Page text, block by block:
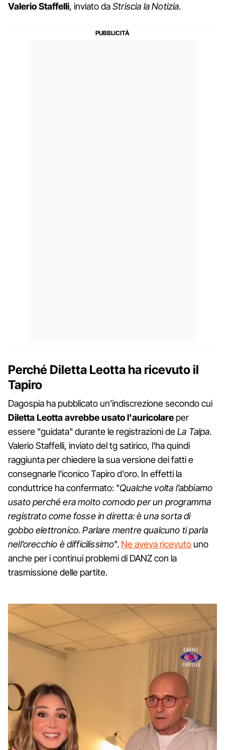
Valerio Staffelli, inviato daStriscia la Notizia.
Perché Diletta Leotta ha ricevuto il
Tapiro
Dagospia ha pubblicato un'indiscrezione secondo cui
Diletta Leotta avrebbe usato l'auricolare per
essere "guidata" durante le registrazioni deLa Talpa.
Valerio Staffelli, inviato del tg satirico, l'ha quindi
raggiunta per chiedere la sua versione dei fatti e
consegnarle l'iconico Tapiro d'oro. In effetti la
conduttrice ha confermato: "Qualche volta l’abbiamo
usato perché era molto comodo per un programma
registrato come fosse in diretta: è una sorta di
gobbo elettronico. Parlare mentre qualcuno ti parla
nell’orecchio è difficilissimo". Ne aveva ricevuto uno
anche per i continui problemi di DANZ con la
trasmissione delle partite.